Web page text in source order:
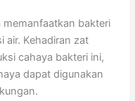
memanfaatkan bakteri
air. Kehadiran zat
cahaya bakteri ini,
dapat digunakan